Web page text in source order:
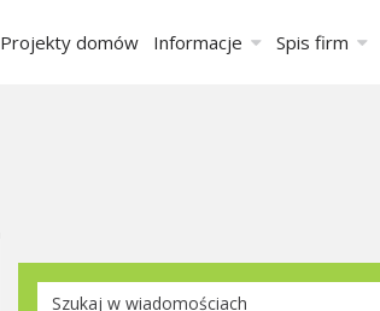
Projekty domów Informacje Spis firm